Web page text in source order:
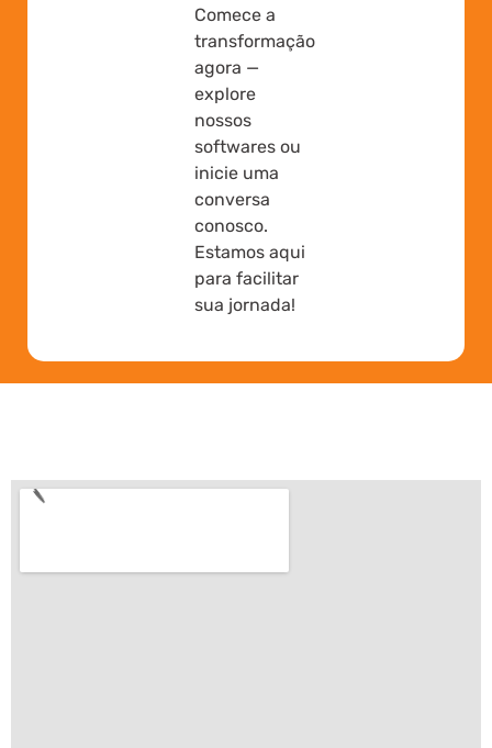
Comece a
transformação
agora —
explore
nossos
softwares ou
inicie uma
conversa
conosco.
Estamos aqui
para facilitar
sua jornada!